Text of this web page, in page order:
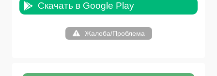
Скачать в Google Play
Жалоба/Проблема